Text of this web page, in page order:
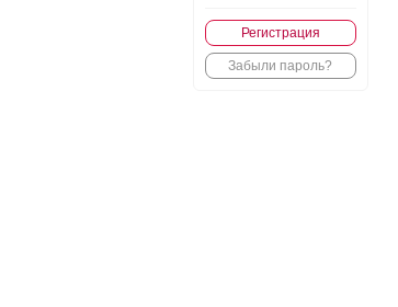
Регистрация
Забыли пароль?